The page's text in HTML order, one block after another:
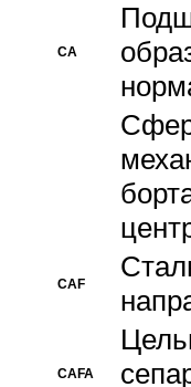
CA
CAF
CAFA